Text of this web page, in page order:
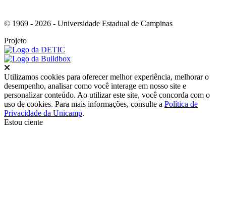
© 1969 - 2026 - Universidade Estadual de Campinas
Projeto
Utilizamos cookies para oferecer melhor experiência, melhorar o
desempenho, analisar como você interage em nosso site e
personalizar conteúdo. Ao utilizar este site, você concorda com o
uso de cookies. Para mais informações, consulte a Política de
Privacidade da Unicamp.
Estou ciente